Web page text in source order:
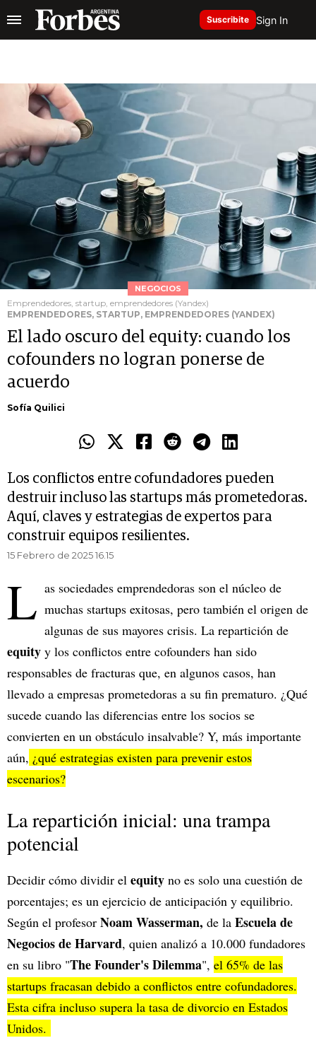
Suscribite Sign In
NEGOCIOS
Emprendedores, startup, emprendedores (Yandex)
EMPRENDEDORES, STARTUP, EMPRENDEDORES (YANDEX)
El lado oscuro del equity: cuando los
cofounders no logran ponerse de
acuerdo
Sofía Quilici
Los conflictos entre cofundadores pueden
destruir incluso las startups más prometedoras.
Aquí, claves y estrategias de expertos para
construir equipos resilientes.
15 Febrero de 2025 16.15
L as sociedades emprendedoras son el núcleo de
muchas startups exitosas, pero también el origen de
algunas de sus mayores crisis. La repartición de
equity y los conflictos entre cofounders han sido
responsables de fracturas que, en algunos casos, han
llevado a empresas prometedoras a su fin prematuro. ¿Qué
sucede cuando las diferencias entre los socios se
convierten en un obstáculo insalvable? Y, más importante
aún, ¿qué estrategias existen para prevenir estos
escenarios?
La repartición inicial: una trampa
potencial
Decidir cómo dividir el equity no es solo una cuestión de
porcentajes; es un ejercicio de anticipación y equilibrio.
Según el profesor Noam Wasserman, de la Escuela de
Negocios de Harvard, quien analizó a 10.000 fundadores
en su libro "The Founder's Dilemma", el 65% de las
startups fracasan debido a conflictos entre cofundadores.
Esta cifra incluso supera la tasa de divorcio en Estados
Unidos.